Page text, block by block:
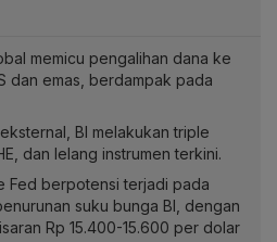
memicu pengalihan dana ke
dan emas, berdampak pada
BI melakukan triple
dan lelang instrumen terkini.
Fed berpotensi terjadi pada
suku bunga BI, dengan
Rp 15.400-15.600 per dolar